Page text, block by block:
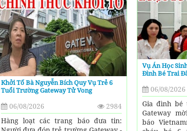
Khởi Tố Bà Nguyễn Bích Quy Vụ Trẻ 6
Tuổi Trường Gateway Tử Vong
06/08/2026
2984
Hàng loạt các trang báo đưa tin:
Vụ Án Học
Đình Bé Trai
06/08/2026
Gia đình bé
Gateway
báo